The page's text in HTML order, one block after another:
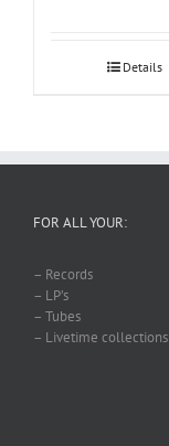
Details
FOR ALL YOUR:
– Records
– LP’s
– Tubes
– Livetime collections